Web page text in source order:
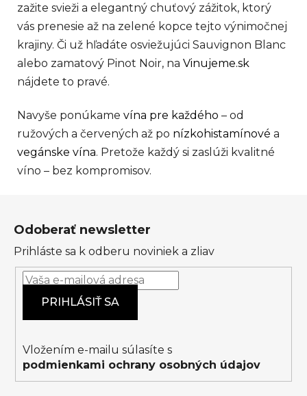
zažite svieži a elegantný chuťový zážitok, ktorý
vás prenesie až na zelené kopce tejto výnimočnej
krajiny. Či už hľadáte osviežujúci Sauvignon Blanc
alebo zamatový Pinot Noir, na Vinujeme.sk
nájdete to pravé.
Navyše ponúkame vína pre každého – od
ružových a červených až po nízkohistamínové a
vegánske vína. Pretože každý si zaslúži kvalitné
víno – bez kompromisov.
Odoberať newsletter
Prihláste sa k odberu noviniek a zliav
PRIHLÁSIŤ SA
Vložením e-mailu súlasíte s
podmienkami ochrany osobných údajov